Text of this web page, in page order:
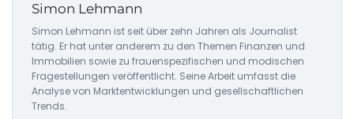
Simon Lehmann
Simon Lehmann ist seit über zehn Jahren als Journalist
tätig. Er hat unter anderem zu den Themen Finanzen und
Immobilien sowie zu frauenspezifischen und modischen
Fragestellungen veröffentlicht. Seine Arbeit umfasst die
Analyse von Marktentwicklungen und gesellschaftlichen
Trends.